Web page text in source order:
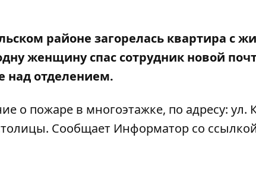
районе загорелась квартира с
женщину спас сотрудник новой
над отделением.
о пожаре в многоэтажке, по адресу: ул.
Сообщает Информатор со